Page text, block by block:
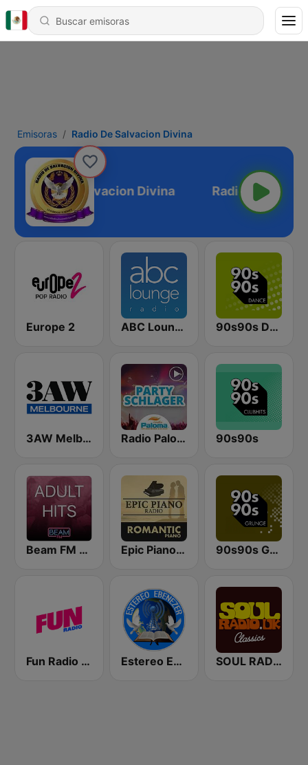
Emisoras Radio De Salvacion Divina
Radio De Salvacion Divina
Europe 2 ABC Lounge Jazz 90s90s Dance
3AW Melbourne Radio Paloma Partyschlager 90s90s
Beam FM - Adult Hits Epic Piano - ROMANTIC PIANO 90s90s Grunge
Fun Radio FRANCE Estereo Ebenezer SOUL RADIO Only Classic Soul